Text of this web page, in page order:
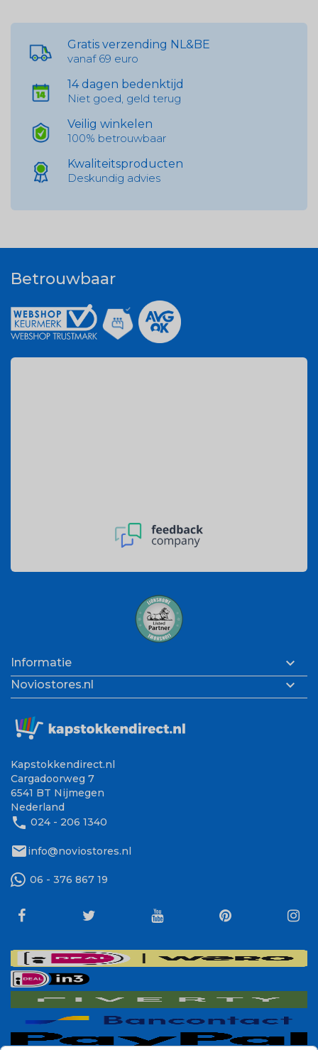
Gratis verzending NL&BE
vanaf 69 euro
14 dagen bedenktijd
Niet goed, geld terug
Veilig winkelen
100% betrouwbaar
Kwaliteitsproducten
Deskundig advies
Betrouwbaar
Informatie 
Noviostores.nl 
Kapstokkendirect.nl
Cargadoorweg 7
6541 BT Nijmegen
Nederland
phone 024 - 206 1340
mailinfo@noviostores.nl
06 - 376 867 19